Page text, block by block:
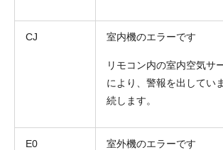
CJ 室内機のエラーです
リモコン内の室内空気サ
により、警報を出してい
続します。
E0 室外機のエラーです